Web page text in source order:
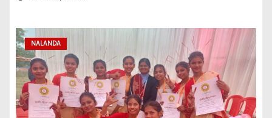
NALANDA